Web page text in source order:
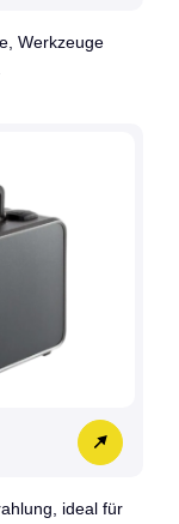
Werkzeuge
ideal für